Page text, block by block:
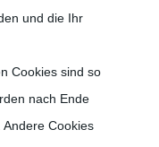
und die Ihr
Cookies sind so
nach Ende
Cookies